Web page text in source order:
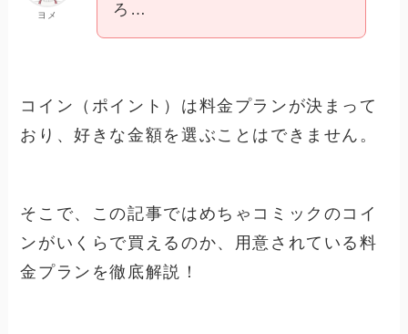
ヨメ
ろ…
コイン（ポイント）は料金プランが決まって
おり、好きな金額を選ぶことはできません。
そこで、この記事ではめちゃコミックのコイ
ンがいくらで買えるのか、用意されている料
金プランを徹底解説！